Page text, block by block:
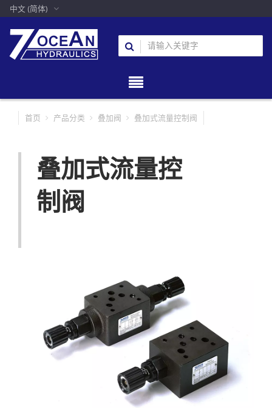
中文 (简体)
首页 产品分类 叠加阀 叠加式流量控制阀
叠加式流量控
制阀